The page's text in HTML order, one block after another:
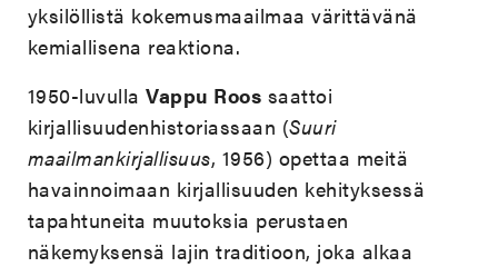
yksilöllistä kokemusmaailmaa värittävänä
kemiallisena reaktiona.
1950-luvullaVappu Roos saattoi
kirjallisuudenhistoriassaan (Suuri
maailmankirjallisuus, 1956) opettaa meitä
havainnoimaan kirjallisuuden kehityksessä
tapahtuneita muutoksia perustaen
näkemyksensä lajin traditioon, joka alkaa